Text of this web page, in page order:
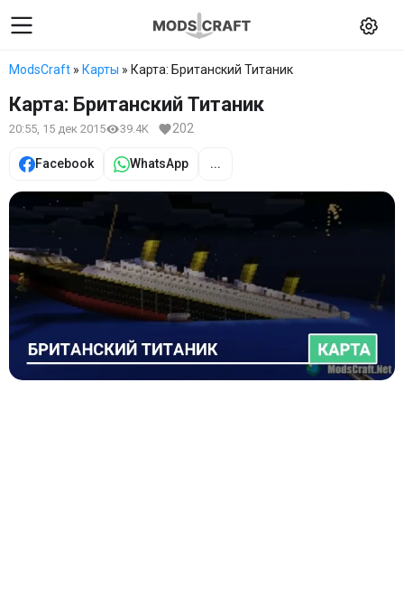
ModsCraft » Карты » Карта: Британский Титаник
Карта: Британский Титаник
20:55, 15 дек 2015 39.4K 202
Facebook WhatsApp ...